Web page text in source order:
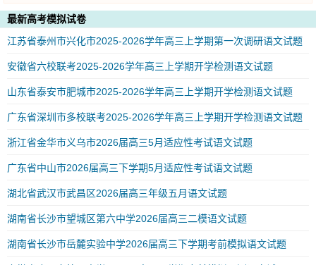
最新高考模拟试卷
江苏省泰州市兴化市2025-2026学年高三上学期第一次调研语文试题
安徽省六校联考2025-2026学年高三上学期开学检测语文试题
山东省泰安市肥城市2025-2026学年高三上学期开学检测语文试题
广东省深圳市多校联考2025-2026学年高三上学期开学检测语文试题
浙江省金华市义乌市2026届高三5月适应性考试语文试题
广东省中山市2026届高三下学期5月适应性考试语文试题
湖北省武汉市武昌区2026届高三年级五月语文试题
湖南省长沙市望城区第六中学2026届高三二模语文试题
湖南省长沙市岳麓实验中学2026届高三下学期考前模拟语文试题